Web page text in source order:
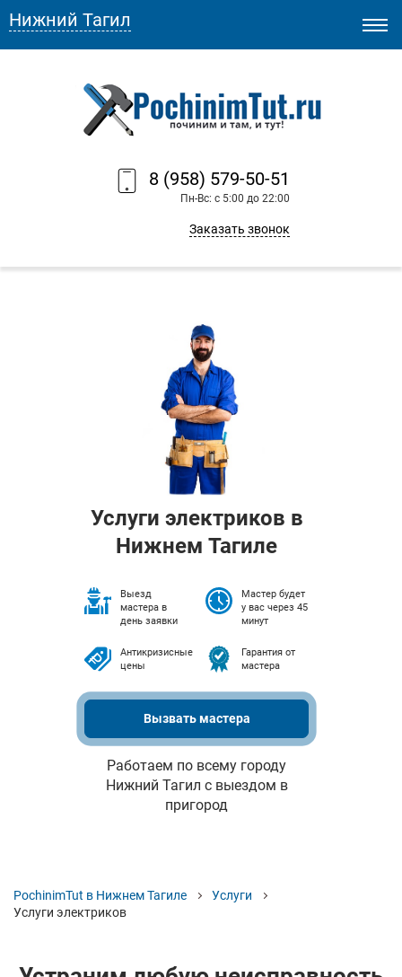
8 (958) 579-50-51
Пн-Вс: с 5:00 до 22:00
Заказать звонок
Нижний Тагил
Услуги электриков в
Нижнем Тагиле
Выезд
мастера в
день заявки
Мастер будет
у вас через 45
минут
Антикризисные
цены
Гарантия от
мастера
Вызвать мастера
Работаем по всему городу
Нижний Тагил с выездом в
пригород
PochinimTut в Нижнем Тагиле
Услуги
Услуги электриков